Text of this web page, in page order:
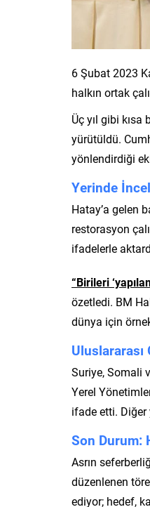
6 Şubat 2023
halkın ortak
Üç yıl gibi
yürütüldü.
yönlendirdiği
Yerinde
Hatay’a gelen
restorasyon
ifadelerle
“Birileri
özetledi. BM
dünya için
Uluslararası
Suriye, Somali
Yerel
ifade etti. Diğer
Son Durum:
Asrın
düzenlenen
ediyor; hedef,